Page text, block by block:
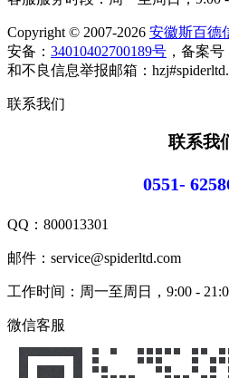
Copyright © 2007-2026 安徽斯百德
安备： 34010402700189号 ，备案号
和不良信息举报邮箱：
联系我们
联系我
0551-
QQ： 800013301
邮件：service@spiderltd.com
工作时间：周一至周日，9:00 -
微信客服